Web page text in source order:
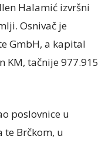
Halamić izvršni
Osnivač je
GmbH, a kapital
KM, tačnije 977.915
poslovnice u
te Brčkom, u